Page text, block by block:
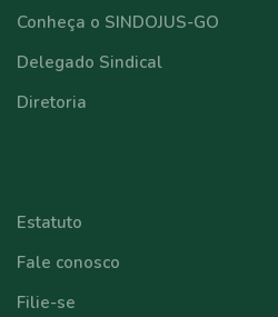
Conheça o SINDOJUS-GO
Delegado Sindical
Diretoria
Estatuto
Fale conosco
Filie-se